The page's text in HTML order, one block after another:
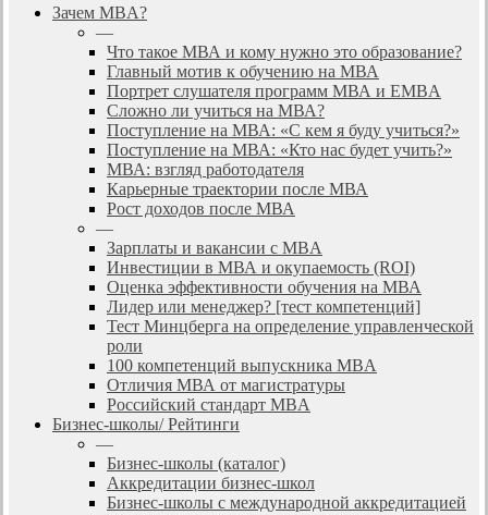
search
Menu
Зачем MBA?
—
Что такое МВА и кому нужно это образование?
Главный мотив к обучению на МВА
Портрет слушателя программ МВА и EMBA
Сложно ли учиться на МВА?
Поступление на МВА: «С кем я буду учиться?»
Поступление на МВА: «Кто нас будет учить?»
МВА: взгляд работодателя
Карьерные траектории после МВА
Рост доходов после МВА
—
Зарплаты и вакансии с MBA
Инвестиции в МВА и окупаемость (ROI)
Оценка эффективности обучения на МВА
Лидер или менеджер? [тест компетенций]
Тест Минцберга на определение управленческой
роли
100 компетенций выпускника MBA
Отличия МВА от магистратуры
Российский стандарт MBA
Бизнес-школы/ Рейтинги
—
Бизнес-школы (каталог)
Аккредитации бизнес-школ
Бизнес-школы с международной аккредитацией